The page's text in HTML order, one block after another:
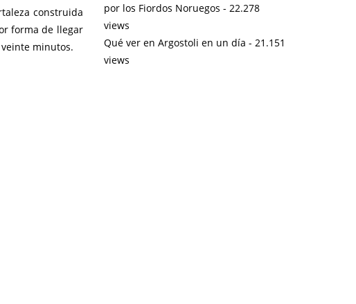
construida
forma de llegar
minutos.
por los Fiordos Noruegos - 22.278
views
Qué ver en Argostoli en un día - 21.151
views